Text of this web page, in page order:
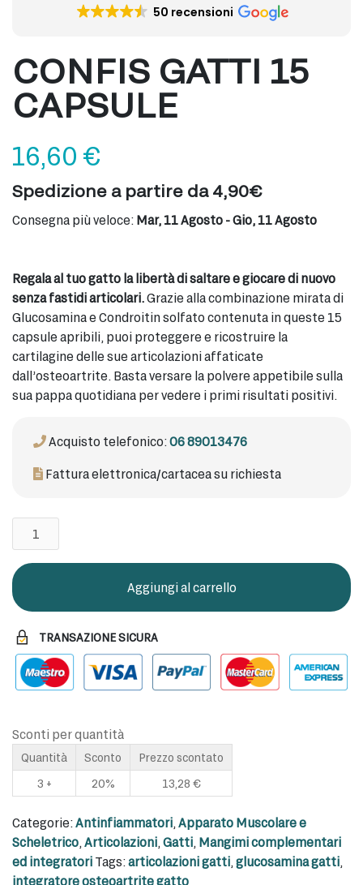
50 recensioni
CONFIS GATTI 15
CAPSULE
16,60 €
Spedizione a partire da 4,90€
Consegna più veloce: Mar, 11 Agosto - Gio, 11 Agosto
Regala al tuo gatto la libertà di saltare e giocare di nuovo
senza fastidi articolari.Grazie alla combinazione mirata di
Glucosamina e Condroitin solfato contenuta in queste 15
capsule apribili, puoi proteggere e ricostruire la
cartilagine delle sue articolazioni affaticate
dall’osteoartrite. Basta versare la polvere appetibile sulla
sua pappa quotidiana per vedere i primi risultati positivi.
Acquisto telefonico:06 89013476
Fattura elettronica/cartacea su richiesta
CONFIS
GATTI
15
CAPSULE
quantità
Aggiungi al carrello
TRANSAZIONE SICURA
Sconti per quantità
Quantità Sconto
Prezzo scontato
3 +
20% 13,28 €
Categorie:Antinfiammatori, Apparato Muscolare e
Scheletrico, Articolazioni, Gatti, Mangimi complementari
ed integratori Tags:articolazioni gatti, glucosamina gatti,
integratore osteoartrite gatto